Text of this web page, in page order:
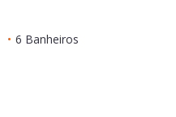
• 6 Banheiros